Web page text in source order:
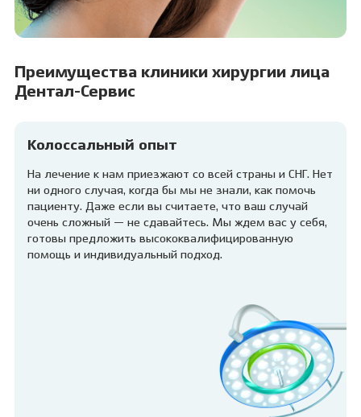
Преимущества клиники хирургии лица
Дентал-Сервис
Колоссальный опыт
На лечение к нам приезжают со всей страны и СНГ. Нет
ни одного случая, когда бы мы не знали, как помочь
пациенту. Даже если вы считаете, что ваш случай
очень сложный — не сдавайтесь. Мы ждем вас у себя,
готовы предложить высококвалифицированную
помощь и индивидуальный подход.